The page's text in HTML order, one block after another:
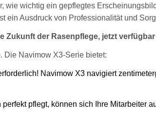
wie wichtig ein gepflegtes
ein Ausdruck von Professionalität und
Zukunft der Rasenpflege, jetzt
Die Navimow X3-Serie bietet:
Navimow X3 navigiert
pflegt, können sich Ihre Mitarbeiter